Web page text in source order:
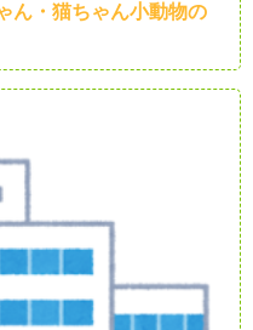
ん・猫ちゃん小動物の